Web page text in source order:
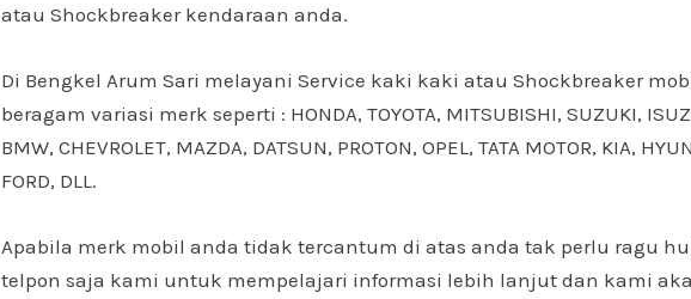
atau Shockbreaker kendaraan anda.
Di Bengkel Arum Sari melayani Service kaki kaki atau Shockbreaker
beragam variasi merk seperti : HONDA, TOYOTA, MITSUBISHI, SUZUKI,
BMW, CHEVROLET, MAZDA, DATSUN, PROTON, OPEL, TATA MOTOR, KIA,
FORD, DLL.
Apabila merk mobil anda tidak tercantum di atas anda tak perlu ragu
telpon saja kami untuk mempelajari informasi lebih lanjut dan kami